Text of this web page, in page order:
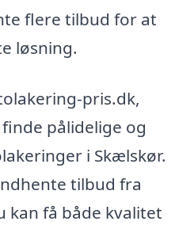
flere tilbud for at
løsning.
pris.dk,
pålidelige og
i Skælskør.
tilbud fra
kan få både kvalitet